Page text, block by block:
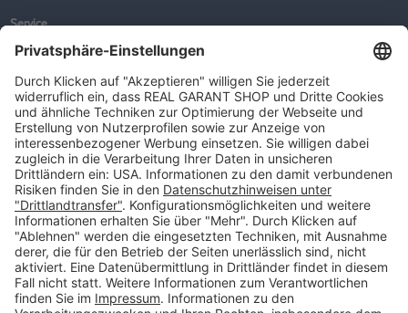
Service
Warenkorb
Neues Kunden-Konto anlegen
Newsletter
Kontakt
FAQs
Über uns
Kategorien
Betriebsorganisation (52)
Schlüsselorganisation (140)
Reifenorganisation (35)
Werkstattorganisation (166)
Preisauszeichnung und Preisdisplays (35)
Formulare KFZ und Werkstatt (34)
Kennzeichenhalter (49)
KFZ-Verkauf und KFZ-Präsentation (19)
Aussenwerbung (47)
Prospektpräsentation, Infosysteme (29)
Werbeartikel und Give-Aways (212)